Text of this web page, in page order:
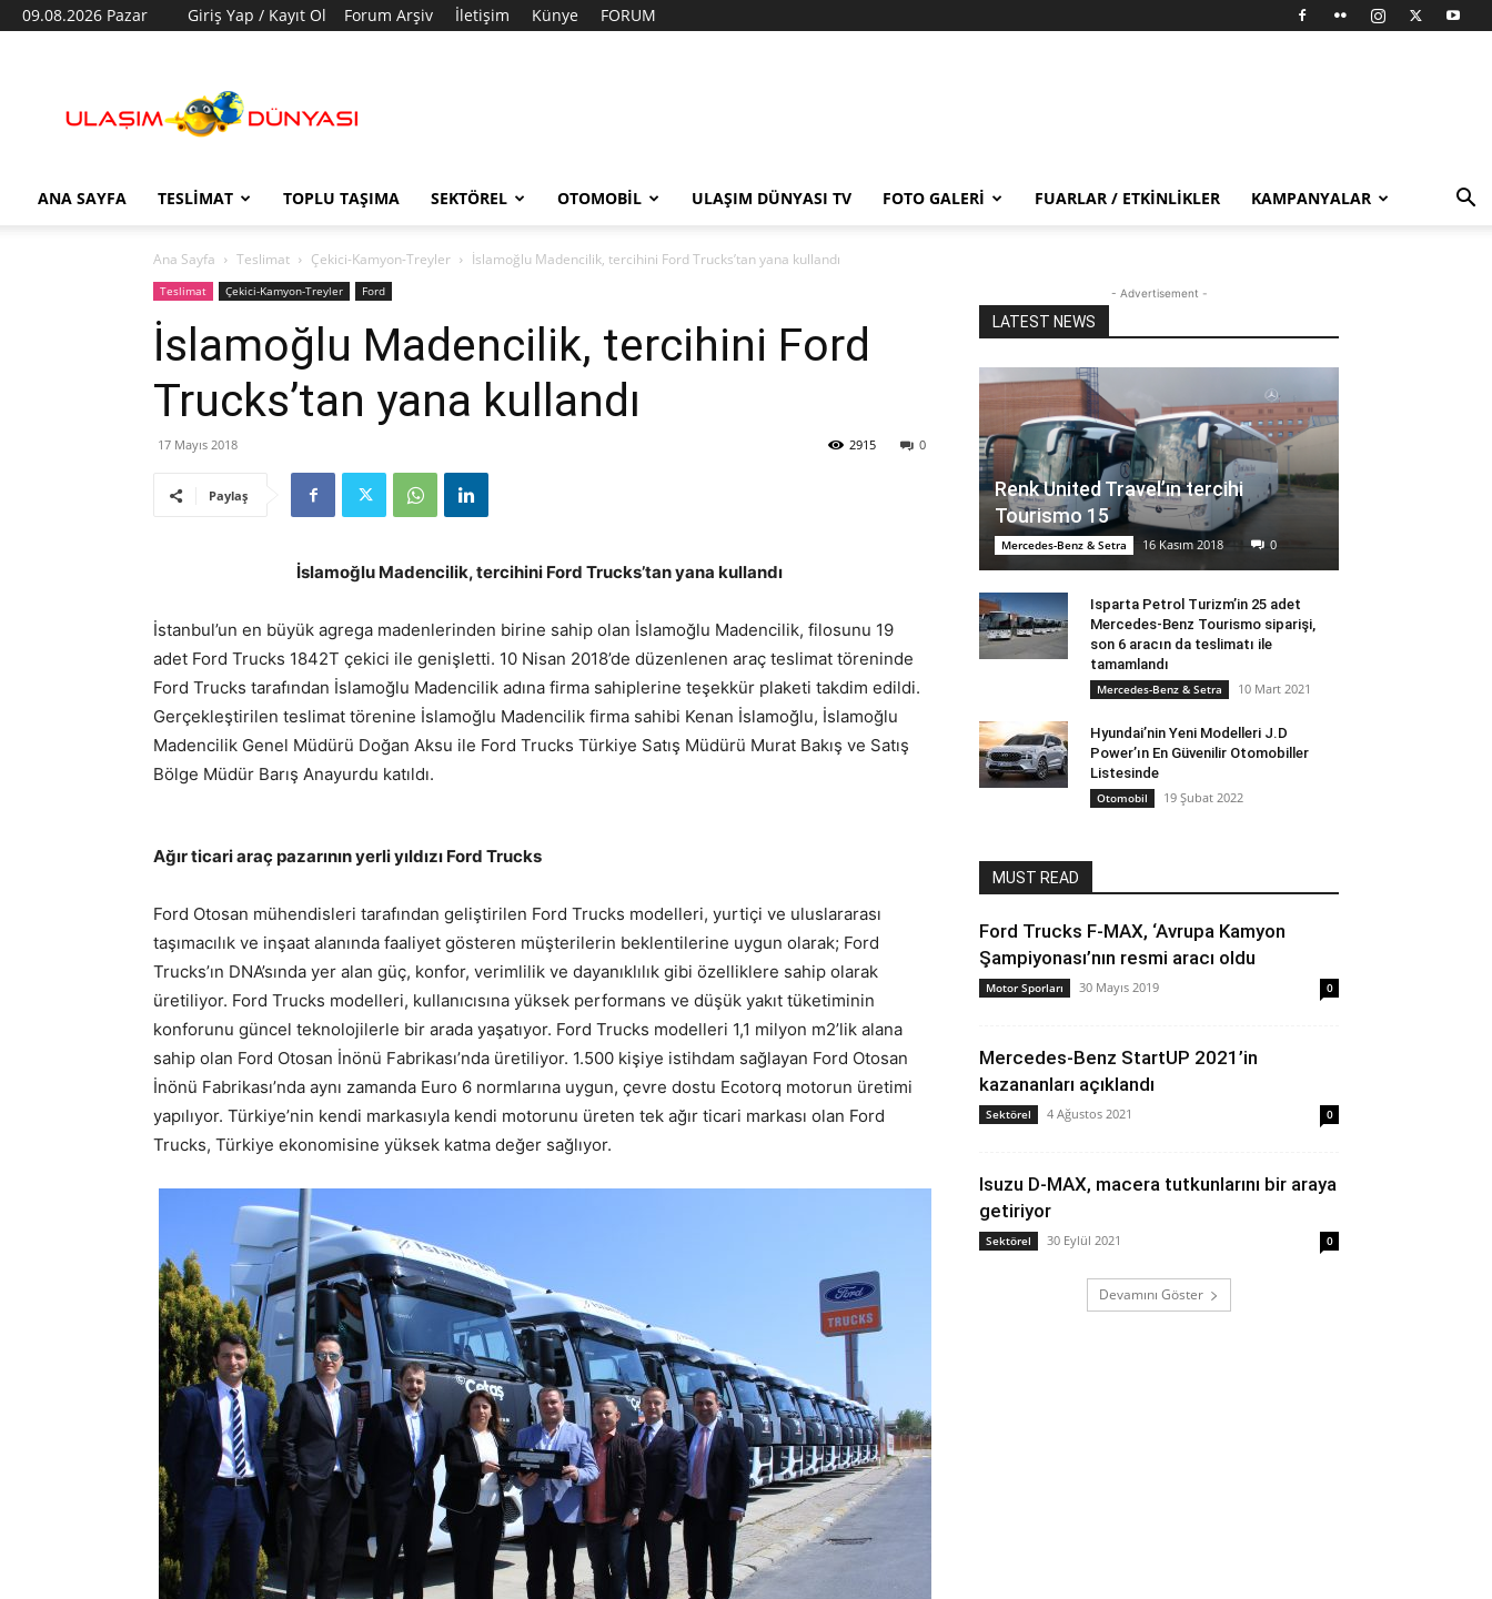
09.08.2026 Pazar Giriş Yap / Kayıt Ol Forum Arşiv İletişim Künye FORUM
Dünyası
ANA SAYFA TESLIMAT TOPLU TAŞIMA SEKTÖREL OTOMOBIL ULAŞIM DÜNYASI TV FOTO GALERI FUARLAR / ETKINLIKLER KAMPANYALAR
Ana Sayfa Teslimat Çekici-Kamyon-Treyler İslamoğlu Madencilik, tercihini Ford Trucks’tan yana kullandı
Teslimat Çekici-Kamyon-Treyler Ford
İslamoğlu Madencilik, tercihini Ford
Trucks’tan yana kullandı
17 Mayıs 2018 0
2915
Paylaş
İslamoğlu Madencilik, tercihini Ford Trucks’tan yana kullandı
İstanbul’un en büyük agrega madenlerinden birine sahip olan İslamoğlu Madencilik, filosunu 19
adet Ford Trucks 1842T çekici ile genişletti. 10 Nisan 2018’de düzenlenen araç teslimat töreninde
Ford Trucks tarafından İslamoğlu Madencilik adına firma sahiplerine teşekkür plaketi takdim edildi.
Gerçekleştirilen teslimat törenine İslamoğlu Madencilik firma sahibi Kenan İslamoğlu, İslamoğlu
Madencilik Genel Müdürü Doğan Aksu ile Ford Trucks Türkiye Satış Müdürü Murat Bakış ve Satış
Bölge Müdür Barış Anayurdu katıldı.
Ağır ticari araç pazarının yerli yıldızı Ford Trucks
Ford Otosan mühendisleri tarafından geliştirilen Ford Trucks modelleri, yurtiçi ve uluslararası
taşımacılık ve inşaat alanında faaliyet gösteren müşterilerin beklentilerine uygun olarak; Ford
Trucks’ın DNA’sında yer alan güç, konfor, verimlilik ve dayanıklılık gibi özelliklere sahip olarak
üretiliyor. Ford Trucks modelleri, kullanıcısına yüksek performans ve düşük yakıt tüketiminin
konforunu güncel teknolojilerle bir arada yaşatıyor. Ford Trucks modelleri 1,1 milyon m2’lik alana
sahip olan Ford Otosan İnönü Fabrikası’nda üretiliyor. 1.500 kişiye istihdam sağlayan Ford Otosan
İnönü Fabrikası’nda aynı zamanda Euro 6 normlarına uygun, çevre dostu Ecotorq motorun üretimi
yapılıyor. Türkiye’nin kendi markasıyla kendi motorunu üreten tek ağır ticari markası olan Ford
Trucks, Türkiye ekonomisine yüksek katma değer sağlıyor.
- Advertisement -
LATEST NEWS
Renk United Travel’ın tercihi
Tourismo 15
Mercedes-Benz & Setra 16 Kasım 2018 0
Isparta Petrol Turizm’in 25 adet
Mercedes-Benz Tourismo siparişi,
son 6 aracın da teslimatı ile
tamamlandı
Mercedes-Benz & Setra 10 Mart 2021
Hyundai’nin Yeni Modelleri J.D
Power’ın En Güvenilir Otomobiller
Listesinde
Otomobil 19 Şubat 2022
MUST READ
Ford Trucks F-MAX, ‘Avrupa Kamyon
Şampiyonası’nın resmi aracı oldu
Motor Sporları 30 Mayıs 2019 0
Mercedes-Benz StartUP 2021’in
kazananları açıklandı
Sektörel 4 Ağustos 2021 0
Isuzu D-MAX, macera tutkunlarını bir araya
getiriyor
Sektörel 30 Eylül 2021 0
Devamını Göster